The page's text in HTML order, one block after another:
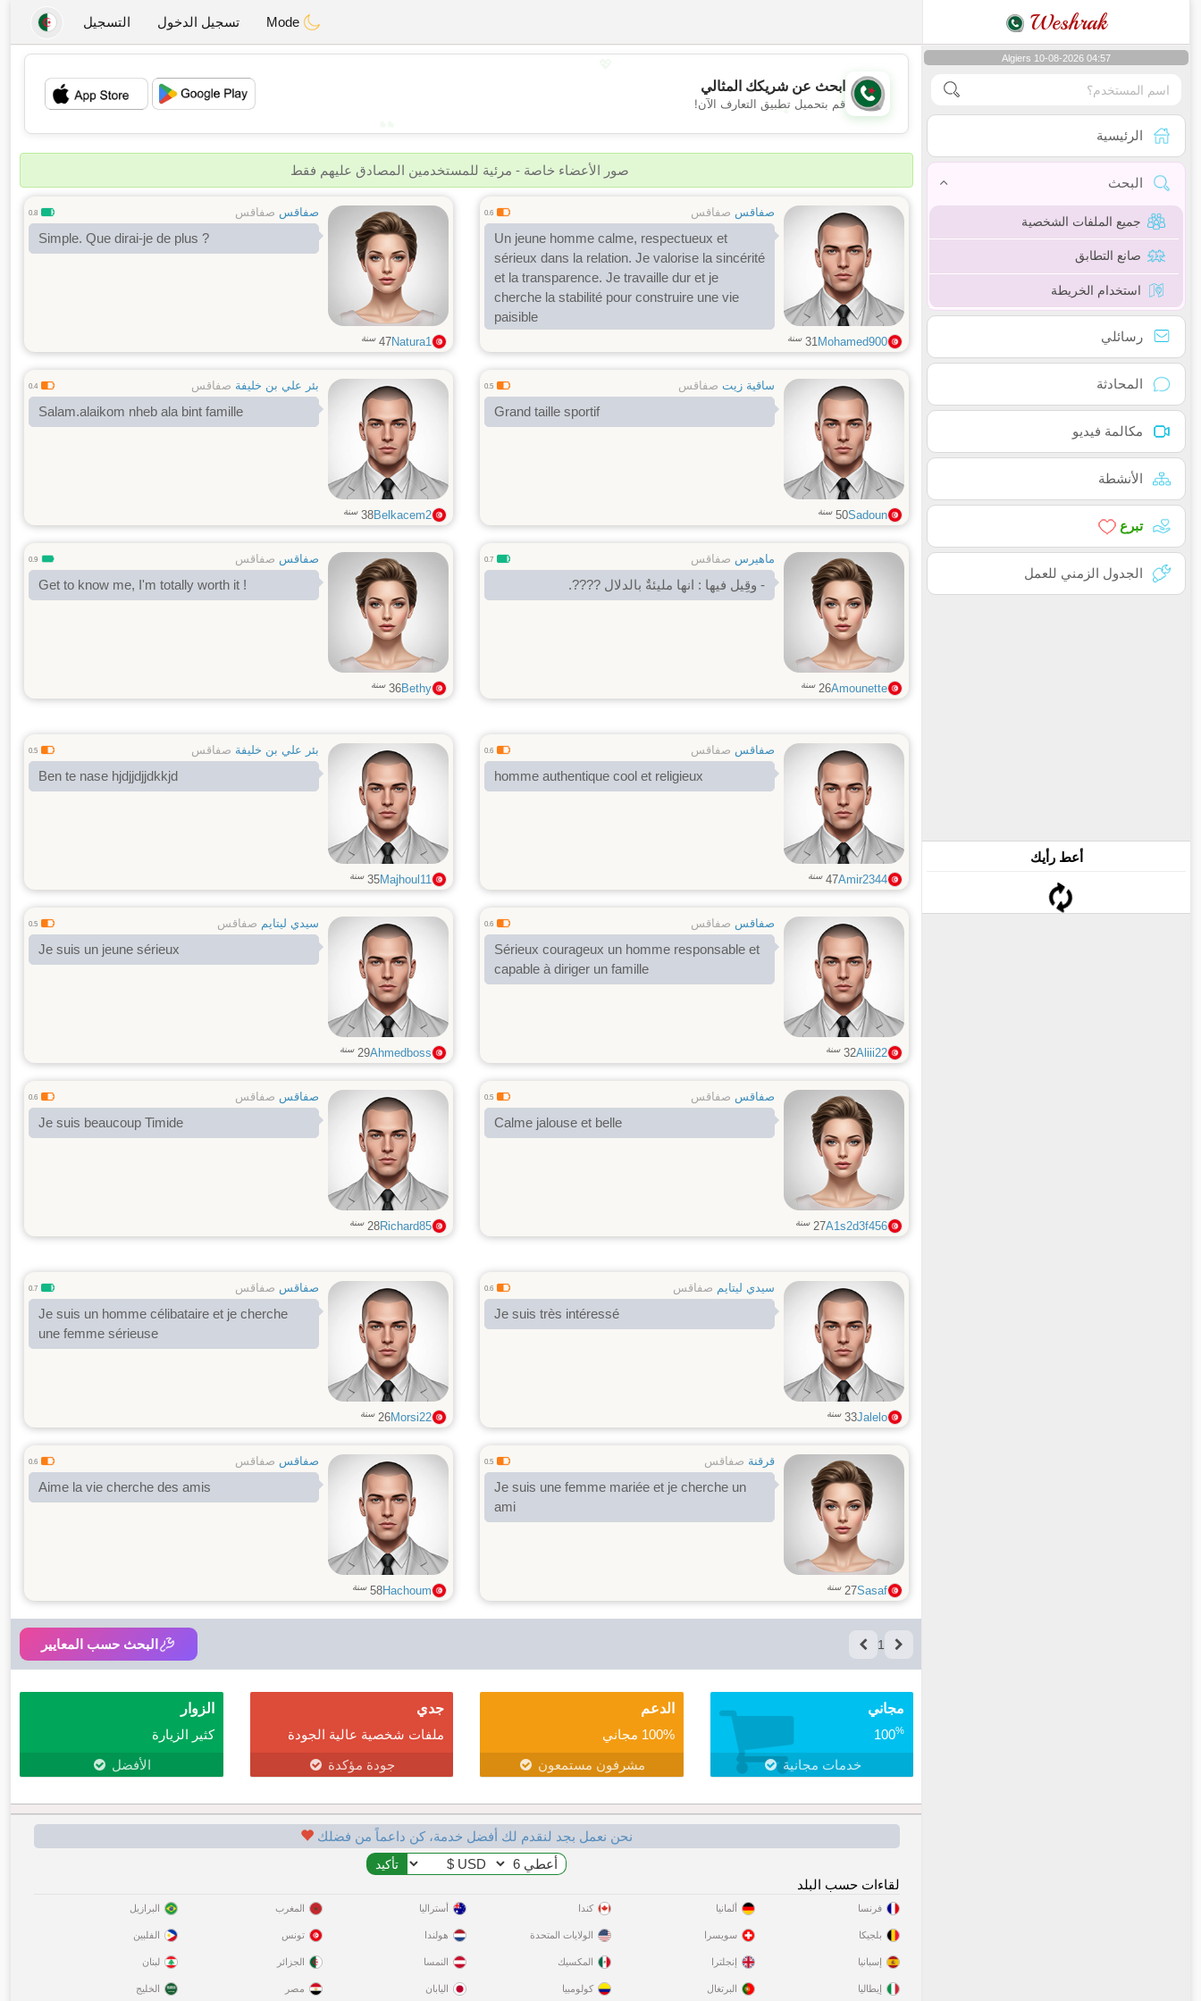
Weshrak تسجيل الدخول التسجيل
Algiers 10-08-2026 04:57
الرئيسية
البحث
جميع الملفات الشخصية
صانع التطابق
استخدام الخريطة
رسائلي
المحادثة
مكالمة فيديو
الأنشطة
تبرع
الجدول الزمني للعمل
أعط رأيك
💖
💕
ابحث عن شريكك المثالي
قم بتحميل تطبيق التعارف الآن!
صور الأعضاء خاصة - مرئية للمستخدمين المصادق عليهم فقط
صفاقس صفاقس 0.6
Un jeune homme calme, respectueux et
sérieux dans la relation. Je valorise la sincérité
et la transparence. Je travaille dur et je
cherche la stabilité pour construire une vie
paisible
Mohamed900
31 سنة
صفاقس صفاقس 0.8
Simple. Que dirai-je de plus ?
Natura1
47 سنة
ساقية زيت صفاقس 0.5
Grand taille sportif
Sadoun
50 سنة
بئر علي بن خليفة صفاقس 0.4
Salam.alaikom nheb ala bint famille
Belkacem2
38 سنة
ماهيرس صفاقس 0.7
- وقِيل فيها : انها مليئةٌ بالدلال ????.
Amounette
26 سنة
صفاقس صفاقس 0.9
Get to know me, I'm totally worth it !
Bethy
36 سنة
صفاقس صفاقس 0.6
homme authentique cool et religieux
Amir2344
47 سنة
بئر علي بن خليفة صفاقس 0.5
Ben te nase hjdjjdjjdkkjd
Majhoul11
35 سنة
صفاقس صفاقس 0.6
Sérieux courageux un homme responsable et
capable à diriger un famille
Aliii22
32 سنة
سيدي ليتايم صفاقس 0.5
Je suis un jeune sérieux
Ahmedboss
29 سنة
صفاقس صفاقس 0.5
Calme jalouse et belle
A1s2d3f456
27 سنة
صفاقس صفاقس 0.6
Je suis beaucoup Timide
Richard85
28 سنة
سيدي ليتايم صفاقس 0.6
Je suis très intéressé
Jalelo
33 سنة
صفاقس صفاقس 0.7
Je suis un homme célibataire et je cherche
une femme sérieuse
Morsi22
26 سنة
قرقنة صفاقس 0.5
Je suis une femme mariée et je cherche un
ami
Sasaf
27 سنة
صفاقس صفاقس 0.6
Aime la vie cherche des amis
Hachoum
58 سنة
1 البحث حسب المعايير
مجاني
100%
خدمات مجانية
الدعم
100% مجاني
مشرفون مستمعون
جدي
ملفات شخصية عالية الجودة
جودة مؤكدة
الزوار
كثير الزيارة
الأفضل
نحن نعمل بجد لنقدم لك أفضل خدمة، كن داعماً من فضلك
لقاءات حسب البلد
فرنسا
بلجيكا
إسبانيا
إيطاليا
ألمانيا
سويسرا
إنجلترا
البرتغال
كندا
الولايات المتحدة
المكسيك
كولومبيا
أستراليا
هولندا
النمسا
اليابان
المغرب
تونس
الجزائر
مصر
البرازيل
الفلبين
لبنان
الخليج